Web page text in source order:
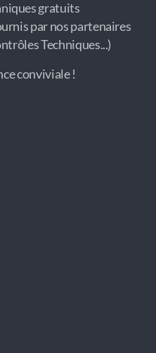
gratuits
par nos partenaires
Techniques...)
conviviale !